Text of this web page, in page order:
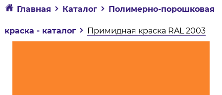
Главная Каталог Полимерно-порошковая
краска - каталог Примидная краска RAL 2003